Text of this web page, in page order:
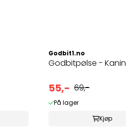
Godbit1.no
Godbitpølse - Kanin
55,- 69,-
På lager
Kjøp